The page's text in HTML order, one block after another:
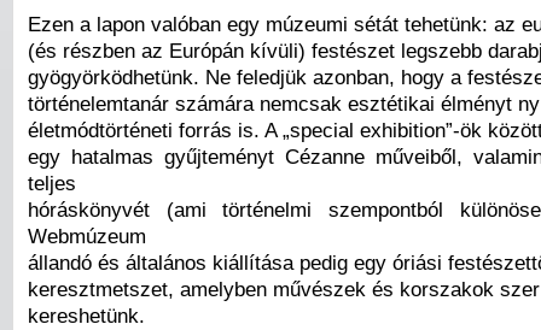
Ezen a lapon valóban egy múzeumi sétát tehetünk: az
(és részben az Európán kívüli) festészet legszebb
gyögyörködhetünk. Ne feledjük azonban, hogy a
történelemtanár számára nemcsak esztétikai élményt
életmódtörténeti forrás is. A „special exhibition”-ök
egy hatalmas gyűjteményt Cézanne műveiből,
teljes
hóráskönyvét (ami történelmi szempontból
Webmúzeum
állandó és általános kiállítása pedig egy óriási
keresztmetszet, amelyben művészek és korszakok
kereshetünk.